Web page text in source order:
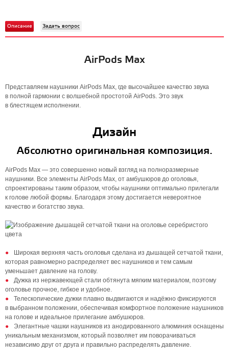
Описание Задать вопрос
AirPods Max
Представляем наушники AirPods Max, где высочайшее качество звука
в полной гармонии с волшебной простотой AirPods. Это звук
в блестящем исполнении.
Дизайн
Абсолютно оригинальная композиция.
AirPods Max — это совершенно новый взгляд на полноразмерные
наушники. Все элементы AirPods Max, от амбушюров до оголовья,
спроектированы таким образом, чтобы наушники оптимально прилегали
к голове любой формы. Благодаря этому достигается невероятное
качество и богатство звука.
Широкая верхняя часть оголовья сделана из дышащей сетчатой ткани,
которая равномерно распределяет вес наушников и тем самым
уменьшает давление на голову.
Дужка из нержавеющей стали обтянута мягким материалом, поэтому
оголовье прочное, гибкое и удобное.
Телескопические дужки плавно выдвигаются и надёжно фиксируются
в выбранном положении, обеспечивая комфортное положение наушников
на голове и идеальное прилегание амбушюров.
Элегантные чашки наушников из анодированного алюминия оснащены
уникальным механизмом, который позволяет им поворачиваться
независимо друг от друга и правильно распределять давление.